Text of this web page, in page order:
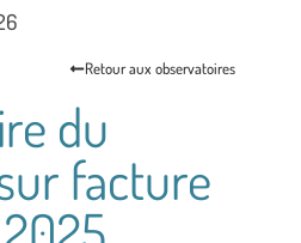
Retour aux observatoires
du
facture